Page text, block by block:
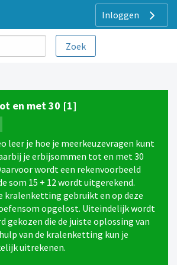
Inloggen
en met 30 [1]
leer je hoe je meerkeuzevragen kunt
je erbijsommen tot en met 30
wordt een rekenvoorbeeld
som 15 + 12 wordt uitgerekend.
kralenketting gebruikt en op deze
opgelost. Uiteindelijk wordt
gekozen die de juiste oplossing van
van de kralenketting kun je
uitrekenen.